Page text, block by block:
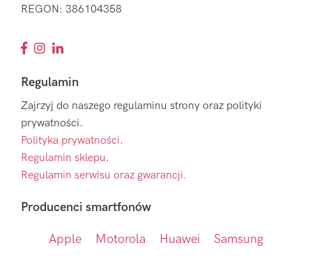
REGON: 386104358
Regulamin
Zajrzyj do naszego regulaminu strony oraz polityki
prywatności.
Polityka prywatności.
Regulamin sklepu.
Regulamin serwisu oraz gwarancji.
Producenci smartfonów
Apple Motorola Huawei Samsung